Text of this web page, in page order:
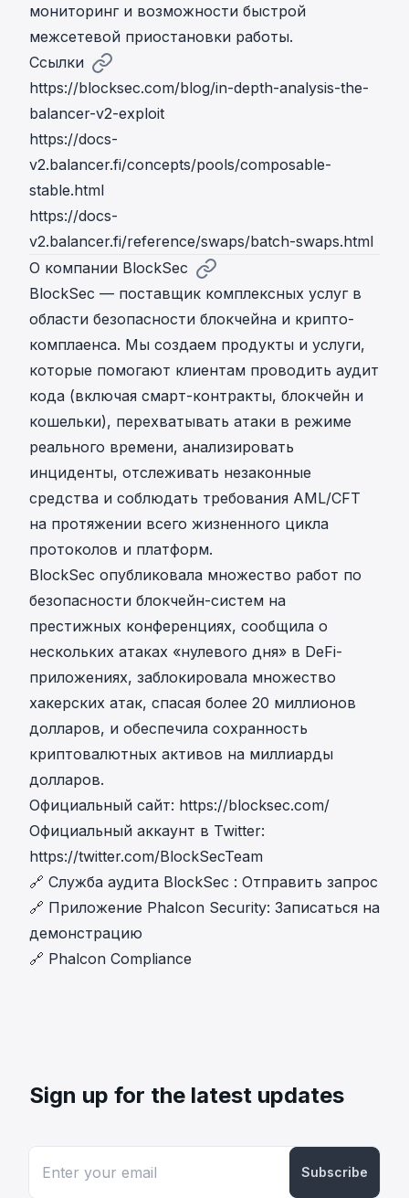
мониторинг и возможности быстрой
межсетевой приостановки работы.
Ссылки
https://blocksec.com/blog/in-depth-analysis-the-
balancer-v2-exploit
https://docs-
v2.balancer.fi/concepts/pools/composable-
stable.html
https://docs-
v2.balancer.fi/reference/swaps/batch-swaps.html
О компании BlockSec
BlockSec — поставщик комплексных услуг в
области безопасности блокчейна и крипто-
комплаенса. Мы создаем продукты и услуги,
которые помогают клиентам проводить аудит
кода (включая смарт-контракты, блокчейн и
кошельки), перехватывать атаки в режиме
реального времени, анализировать
инциденты, отслеживать незаконные
средства и соблюдать требования AML/CFT
на протяжении всего жизненного цикла
протоколов и платформ.
BlockSec опубликовала множество работ по
безопасности блокчейн-систем на
престижных конференциях, сообщила о
нескольких атаках «нулевого дня» в DeFi-
приложениях, заблокировала множество
хакерских атак, спасая более 20 миллионов
долларов, и обеспечила сохранность
криптовалютных активов на миллиарды
долларов.
Официальный сайт: https://blocksec.com/
Официальный аккаунт в Twitter:
https://twitter.com/BlockSecTeam
🔗 Служба аудита BlockSec : Отправить запрос
🔗 Приложение Phalcon Security: Записаться на
демонстрацию
🔗 Phalcon Compliance
Sign up for the latest updates
Subscribe